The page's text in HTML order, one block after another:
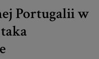
Portugalii w